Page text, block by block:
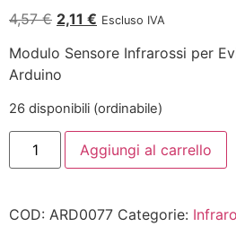
4,57€ 2,11 € Escluso IVA
Modulo Sensore Infrarossi per
Arduino
26 disponibili (ordinabile)
Aggiungi al carrello
COD: ARD0077 Categorie: